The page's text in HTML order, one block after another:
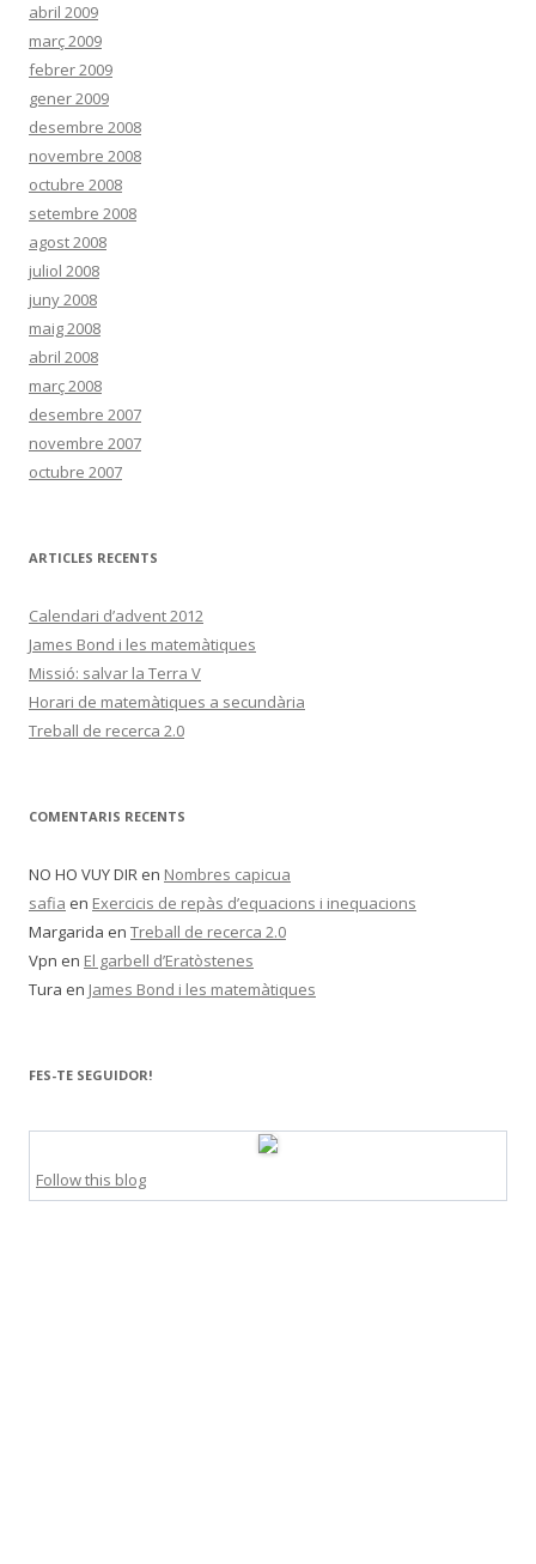
abril 2009
març 2009
febrer 2009
gener 2009
desembre 2008
novembre 2008
octubre 2008
setembre 2008
agost 2008
juliol 2008
juny 2008
maig 2008
abril 2008
març 2008
desembre 2007
novembre 2007
octubre 2007
ARTICLES RECENTS
Calendari d’advent 2012
James Bond i les matemàtiques
Missió: salvar la Terra V
Horari de matemàtiques a secundària
Treball de recerca 2.0
COMENTARIS RECENTS
NO HO VUY DIR en Nombres capicua
safia en Exercicis de repàs d’equacions i inequacions
Margarida en Treball de recerca 2.0
Vpn en El garbell d’Eratòstenes
Tura en James Bond i les matemàtiques
FES-TE SEGUIDOR!
Follow this blog